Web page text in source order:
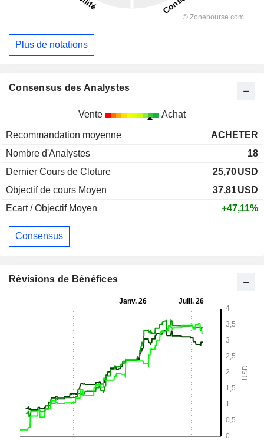
Plus de notations
Consensus des Analystes
Vente Achat
Recommandation moyenne
ACHETER
Nombre d'Analystes
18
Dernier Cours de Cloture
25,70USD
Objectif de cours Moyen
37,81USD
Ecart / Objectif Moyen
+47,11%
Consensus
Révisions de Bénéfices